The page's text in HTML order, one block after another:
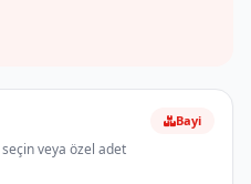
veya özel adet
Bayi